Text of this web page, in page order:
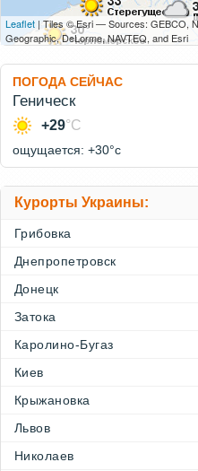
Leaflet | Tiles © Esri — Sources: GEBCO,
Geographic, DeLorme, NAVTEQ, and Esri
ПОГОДА СЕЙЧАС
Геническ
+29°C
ощущается: +30°c
Курорты Украины:
Грибовка
Днепропетровск
Донецк
Затока
Каролино-Бугаз
Киев
Крыжановка
Львов
Николаев